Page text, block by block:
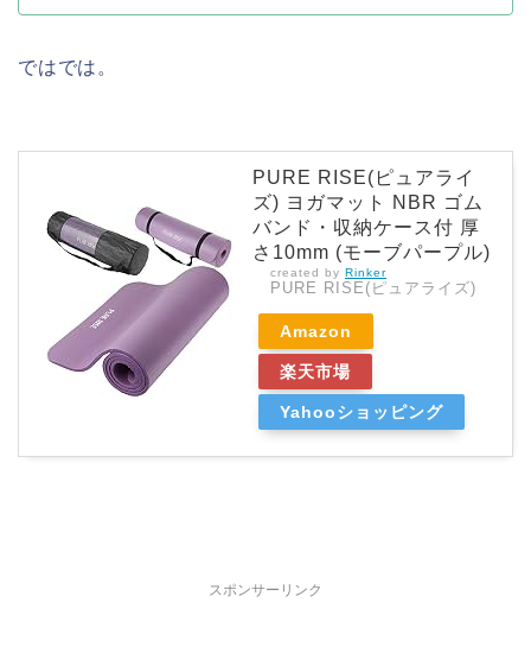
ではでは。
PURE RISE(ピュアライ
ズ) ヨガマット NBR ゴム
バンド・収納ケース付 厚
さ10mm (モーブパープル)
created by Rinker
PURE RISE(ピュアライズ)
Amazon
楽天市場
Yahooショッピング
スポンサーリンク